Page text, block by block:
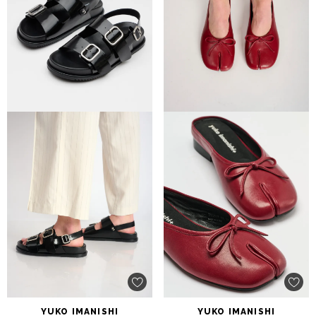
YUKO IMANISHI
YUKO IMANISHI